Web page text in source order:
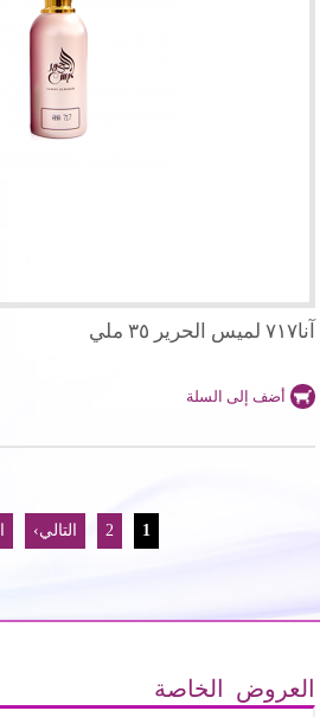
آنا٧١٧ لميس الحرير ٣٥ ملي
1
2 التالي›
العروض الخاصة